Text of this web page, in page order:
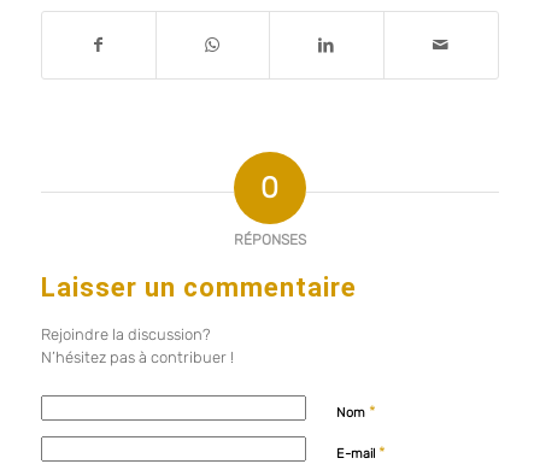
0
RÉPONSES
Laisser un commentaire
Rejoindre la discussion?
N’hésitez pas à contribuer !
Nom *
E-mail *